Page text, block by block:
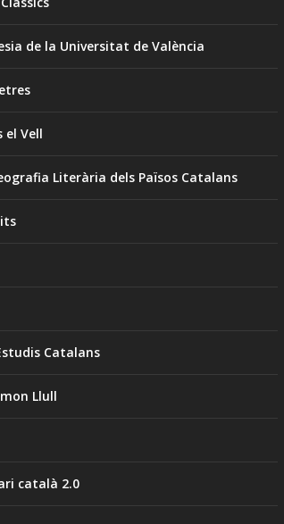
de la Universitat de València
el Vell
Literària dels Països Catalans
Catalans
Llull
català 2.0